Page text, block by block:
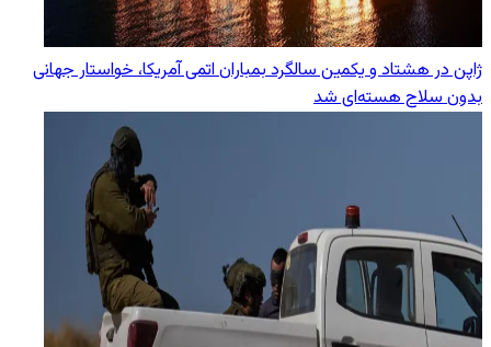
ژاپن در هشتاد و یکمین سالگرد بمباران اتمی آمریکا، خواستار جهانی
بدون سلاح هسته‌ای شد